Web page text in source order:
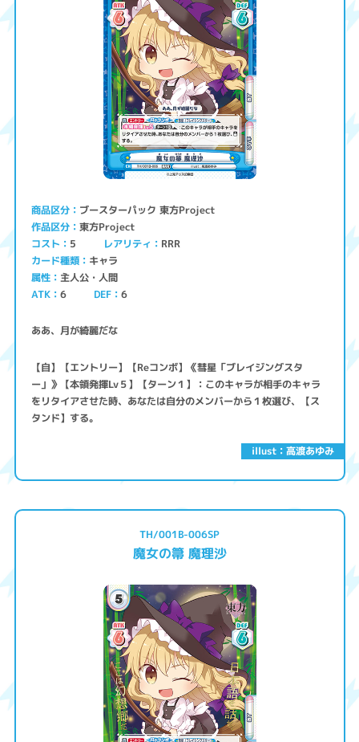
illust：高渡あゆみ
商品区分 ブースターパック 東方Project
作品区分 東方Project
コスト 5 レアリティ RRR
カード種類 キャラ
属性 主人公・人間
ATK 6 DEF 6
ああ、月が綺麗だな
【自】【エントリー】【Reコンボ】《彗星「ブレイジングスタ
ー」》【本領発揮Lv５】【ターン１】：このキャラが相手のキャラ
をリタイアさせた時、あなたは自分のメンバーから１枚選び、【ス
タンド】する。
TH/001B-006SP
魔女の箒 魔理沙